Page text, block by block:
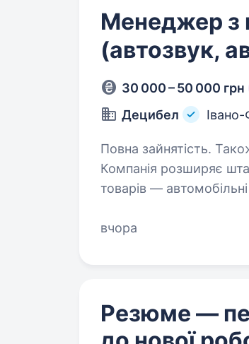
Менеджер з
(автозвук,
30 000 – 50 000 грн
Децибел Івано-
Повна зайнятість.
Компанія розширяє
товарів —
Порядність…
вчора
Резюме —